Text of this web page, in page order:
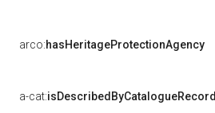
arco:hasHeritageProtectionAgency
a-cat:isDescribedByCatalogueRecord